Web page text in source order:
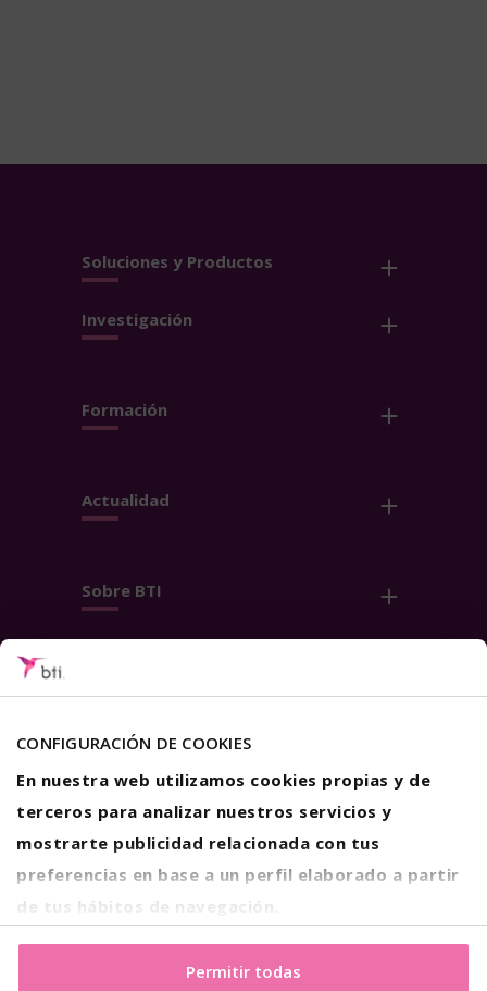
CONFIGURACIÓN DE COOKIES
En nuestra web utilizamos cookies propias y de
terceros para analizar nuestros servicios y
mostrarte publicidad relacionada con tus
preferencias en base a un perfil elaborado a partir
de tus hábitos de navegación.
botón "Permitir todas". También puedes pinchar
Permitir todas
Soluciones y Productos
Investigación
Formación
Actualidad
Sobre BTI
Aviso Legal
Privacidad
Política de Cookies
© 2026 BTI Biotechnology Institute